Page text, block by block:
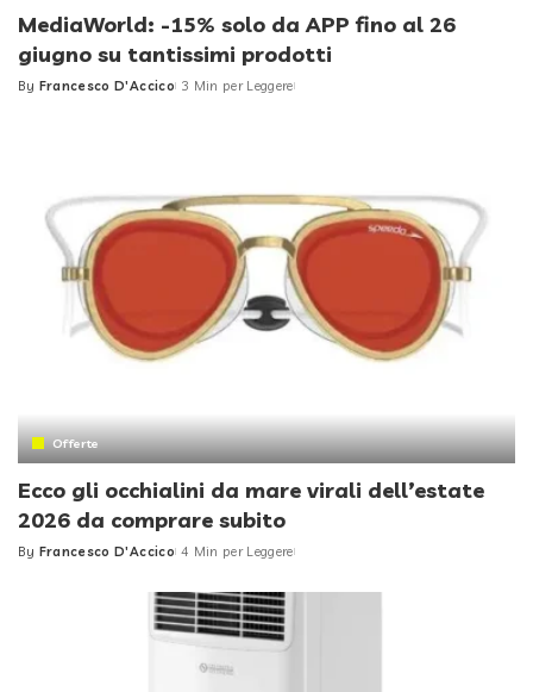
MediaWorld: -15% solo da APP fino al 26
giugno su tantissimi prodotti
Posted
By Francesco D'Accico 3 Min per Leggere
Offerte
Ecco gli occhialini da mare virali dell’estate
2026 da comprare subito
Posted
By Francesco D'Accico 4 Min per Leggere